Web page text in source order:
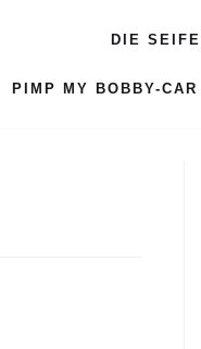
DIE
PIMP MY BOBBY-